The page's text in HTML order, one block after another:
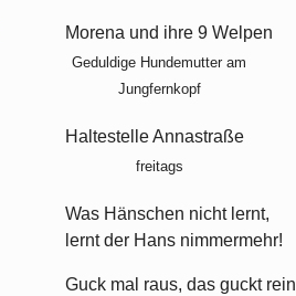
Morena und ihre 9 Welpen
Geduldige Hundemutter am
Jungfernkopf
Haltestelle Annastraße
freitags
Was Hänschen nicht lernt,
lernt der Hans nimmermehr!
Guck mal raus, das guckt rein